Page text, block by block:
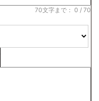
70文字まで： 0 / 70